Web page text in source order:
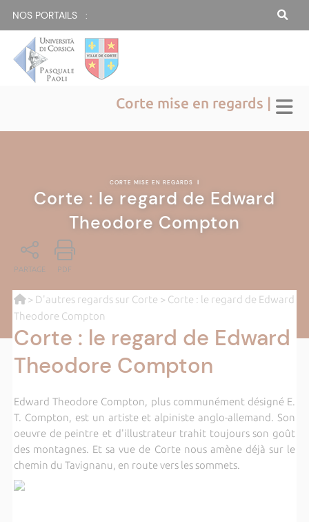
NOS PORTAILS :
Corte mise en regards |
CORTE MISE EN REGARDS |
Corte : le regard de Edward
Theodore Compton
PARTAGE PDF
> D'autres regards sur Corte > Corte : le regard de Edward
Theodore Compton
Corte : le regard de Edward
Theodore Compton
Edward Theodore Compton, plus communément désigné E.
T. Compton, est un artiste et alpiniste anglo-allemand. Son
oeuvre de peintre et d'illustrateur trahit toujours son goût
des montagnes. Et sa vue de Corte nous amène déjà sur le
chemin du Tavignanu, en route vers les sommets.